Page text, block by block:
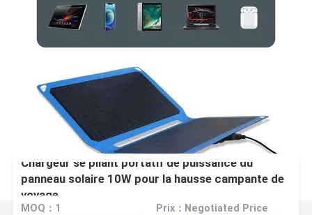
Chargeur se pliant portatif de puissance du
panneau solaire 10W pour la hausse campante de
voyage
MOQ：1 Prix：Negotiated Price